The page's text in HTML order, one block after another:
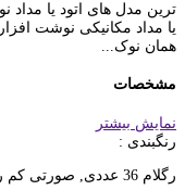
یا مداد مکانیکی نوشت
همان نوک...
مشخصات
نمایش بیشتر
رنگبندی :
رگلام 36 عددی, صورتی کم رنگ, آبی, بنفش